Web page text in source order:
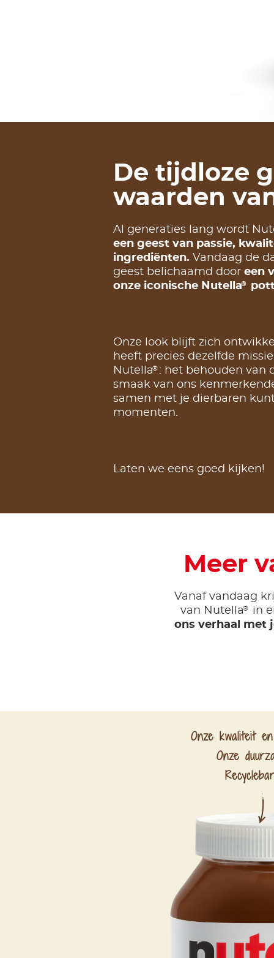
De tijdloze
waarden
Al generaties lang wordt
een geest van passie,
ingrediënten. Vandaag de
geest belichaamd door een
onze iconische Nutella®
Onze look blijft zich
heeft precies dezelfde
Nutella® : het behouden van
smaak van ons
samen met je dierbaren
momenten.
Laten we eens goed kijken!
Meer
Vanaf vandaag
van Nutella®
in
ons verhaal met
Onze kwaliteit
Onze